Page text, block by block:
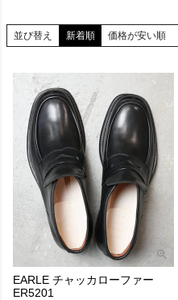
並び替え 新着順 価格が安い順
EARLE チャッカローファー
ER5201